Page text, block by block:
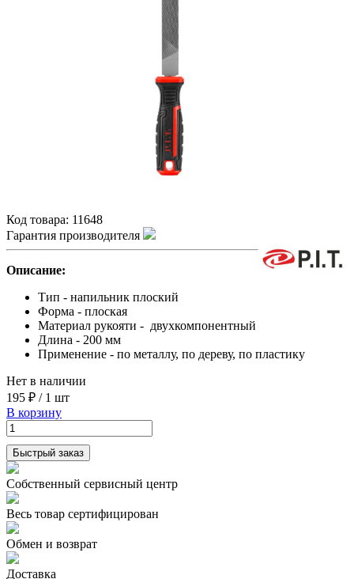
Код товара: 11648
Гарантия производителя
Описание:
Тип - напильник плоский
Форма - плоская
Материал рукояти - двухкомпонентный
Длина - 200 мм
Применение - по металлу, по дереву, по пластику
Нет в наличии
195 ₽ / 1 шт
В корзину
Быстрый заказ
Собственный сервисный центр
Весь товар сертифицирован
Обмен и возврат
Доставка